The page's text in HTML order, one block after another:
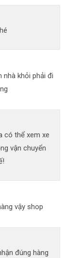
nhà khỏi phải đi
có thể xem xe
vận chuyển
vậy shop
đúng hàng